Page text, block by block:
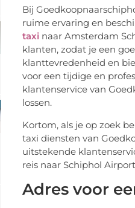
Bij
ruime ervaring en
taxi naar Amsterdam
klanten, zodat je een
klanttevredenheid en
voor een tijdige en
klantenservice van
lossen.
Kortom, als je op zoek
taxi diensten van
uitstekende
reis naar Schiphol
Adres voor